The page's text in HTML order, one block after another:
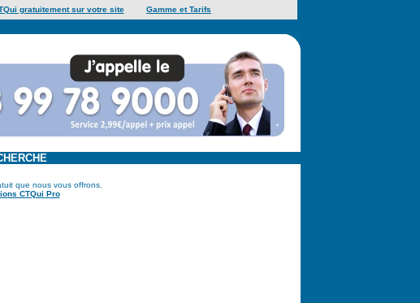
gratuitement sur votre site Gamme et Tarifs
que nous vous offrons.
CTQui Pro